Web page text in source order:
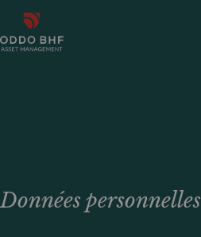
Données personnelles